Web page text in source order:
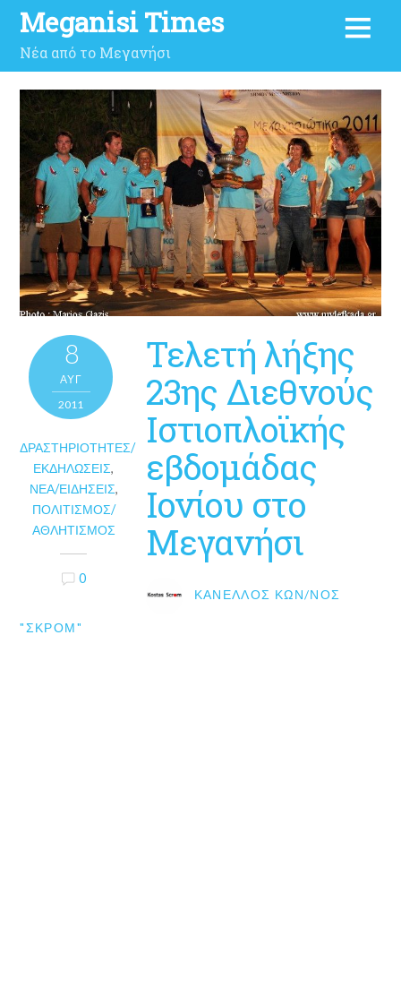
Meganisi Times
Νέα από το Μεγανήσι
8
ΑΥΓ
2011
ΔΡΑΣΤΗΡΙΌΤΗΤΕΣ/
ΕΚΔΗΛΏΣΕΙΣ,
ΝΈΑ/ΕΙΔΉΣΕΙΣ,
ΠΟΛΙΤΙΣΜΌΣ/
ΑΘΛΗΤΙΣΜΌΣ
0
Τελετή λήξης
23ης Διεθνούς
Ιστιοπλοϊκής
εβδομάδας
Ιονίου στο
Μεγανήσι
ΚΑΝΈΛΛΟΣ ΚΩΝ/ΝΟΣ
"ΣΚΡΟΜ"